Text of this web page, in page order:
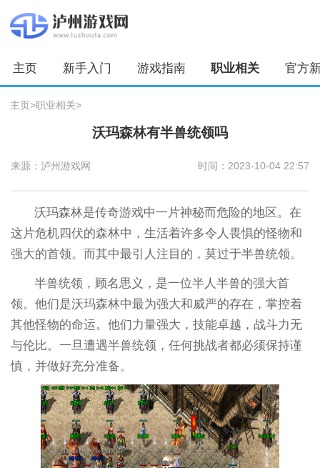
主页 新手入门 游戏指南 职业相关 官方
主页>职业相关>
沃玛森林有半兽统领吗
来源：泸州游戏网 时间：2023-10-04 22:57
沃玛森林是传奇游戏中一片神秘而危险的地区。在
这片危机四伏的森林中，生活着许多令人畏惧的怪物和
强大的首领。而其中最引人注目的，莫过于半兽统领。
半兽统领，顾名思义，是一位半人半兽的强大首
领。他们是沃玛森林中最为强大和威严的存在，掌控着
其他怪物的命运。他们力量强大，技能卓越，战斗力无
与伦比。一旦遭遇半兽统领，任何挑战者都必须保持谨
慎，并做好充分准备。